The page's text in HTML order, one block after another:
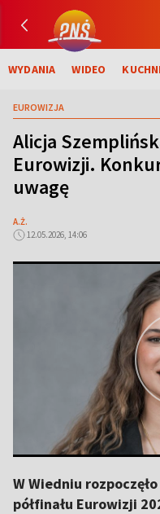
WYDANIA WIDEO
EUROWIZJA
Alicja
Eurowizji.
uwagę
A.Ż.
12.05.2026, 14:06
W Wiedniu
półfinału Eurowizji